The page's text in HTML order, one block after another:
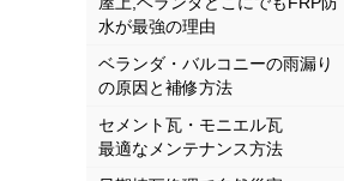
水が最強の理由
ベランダ・バルコニーの雨漏り
の原因と補修方法
セメント瓦・モニエル瓦
最適なメンテナンス方法